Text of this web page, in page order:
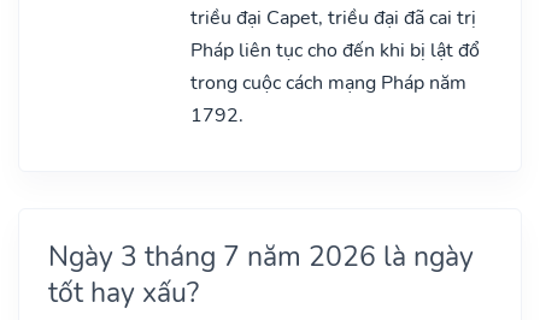
triều đại Capet, triều đại đã cai trị
Pháp liên tục cho đến khi bị lật đổ
trong cuộc cách mạng Pháp năm
1792.
Ngày 3 tháng 7 năm 2026 là ngày
tốt hay xấu?